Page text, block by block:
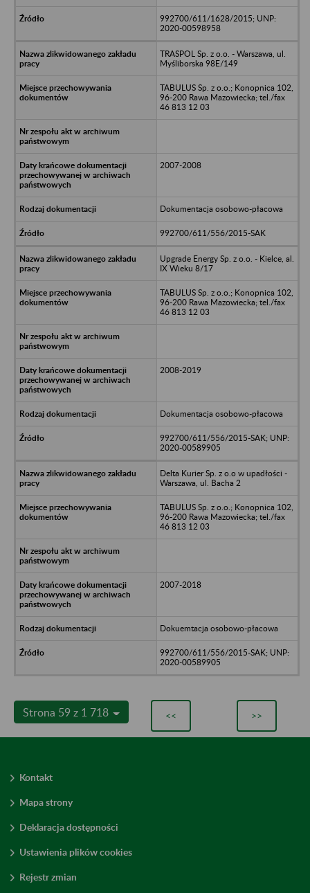
992700/611/1628/2015; UNP:
2020-00598958
TRASPOL Sp. z o.o. - Warszawa, ul.
Myśliborska 98E/149
TABULUS Sp. z o.o.; Konopnica 102,
96-200 Rawa Mazowiecka; tel./fax
46 813 12 03
2007-2008
Dokumentacja osobowo-płacowa
992700/611/556/2015-SAK
Upgrade Energy Sp. z o.o. - Kielce, al.
IX Wieku 8/17
TABULUS Sp. z o.o.; Konopnica 102,
96-200 Rawa Mazowiecka; tel./fax
46 813 12 03
2008-2019
Dokumentacja osobowo-płacowa
992700/611/556/2015-SAK; UNP:
2020-00589905
Delta Kurier Sp. z o.o w upadłości -
Warszawa, ul. Bacha 2
TABULUS Sp. z o.o.; Konopnica 102,
96-200 Rawa Mazowiecka; tel./fax
46 813 12 03
2007-2018
Dokuemtacja osobowo-płacowa
992700/611/556/2015-SAK; UNP:
2020-00589905
Strona 59 z 1 718 << >>
Kontakt
Mapa strony
Deklaracja dostępności
Ustawienia plików cookies
Rejestr zmian